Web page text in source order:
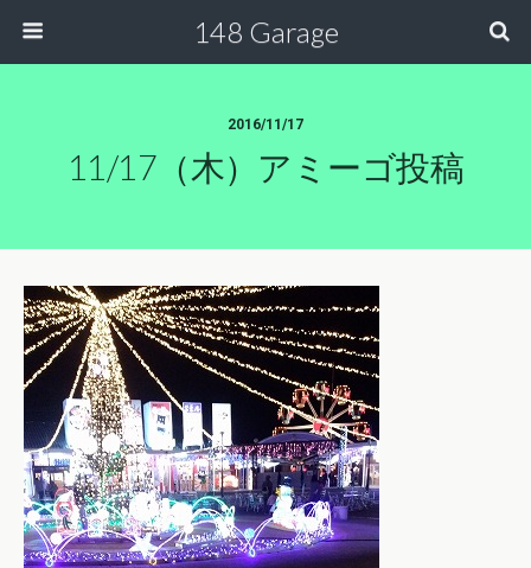
148 Garage
2016/11/17
11/17（木）アミーゴ投稿